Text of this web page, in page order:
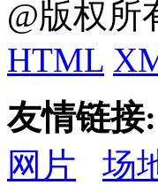
@版权所
HTML
友情链接:
网片
场